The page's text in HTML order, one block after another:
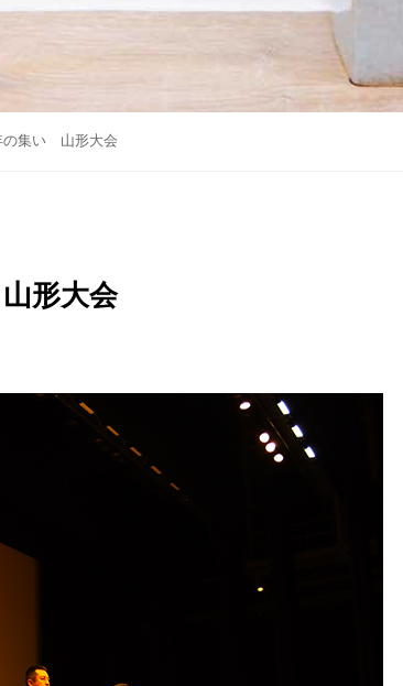
の集い 山形大会
形大会